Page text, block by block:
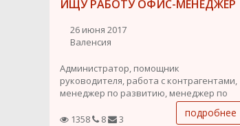
ИЩУ РАБОТУ ОФИС-МЕНЕДЖЕР
26 июня 2017
Валенсия
Администратор, помощник
руководителя, работа с контрагентами,
менеджер по развитию, менеджер по
продажам. Опыт работы. Ответственна,
пунктуальна, обязательна. Подробное
1358 8 3 подробнее